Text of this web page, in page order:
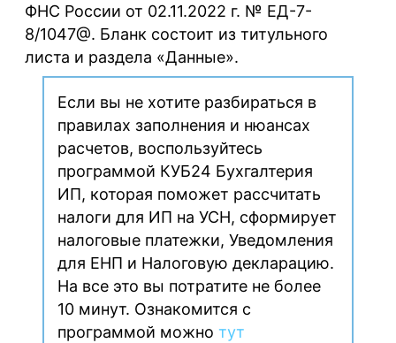
ФНС России от 02.11.2022 г. № ЕД-7-
8/1047@. Бланк состоит из титульного
листа и раздела «Данные».
Если вы не хотите разбираться в
правилах заполнения и нюансах
расчетов, воспользуйтесь
программой КУБ24 Бухгалтерия
ИП, которая поможет рассчитать
налоги для ИП на УСН, сформирует
налоговые платежки, Уведомления
для ЕНП и Налоговую декларацию.
На все это вы потратите не более
10 минут. Ознакомится с
программой можно тут